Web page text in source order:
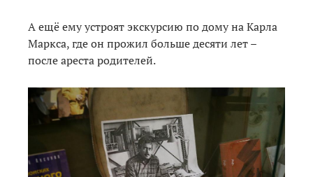
А ещё ему устроят экскурсию по дому на Карла
Маркса, где он прожил больше десяти лет –
после ареста родителей.